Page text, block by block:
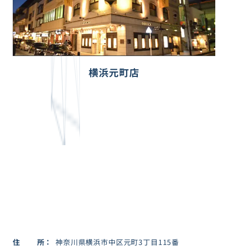
横浜元町店
住所
神奈川県横浜市中区元町3丁目115番